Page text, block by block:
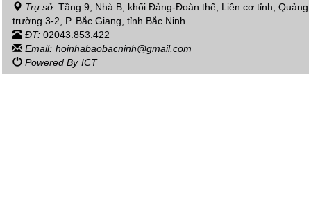
Trụ sở: Tầng 9, Nhà B, khối Đảng-Đoàn thể, Liên cơ tỉnh, Quảng
trường 3-2, P. Bắc Giang, tỉnh Bắc Ninh
ĐT: 02043.853.422
Email: hoinhabaobacninh@gmail.com
Powered By ICT